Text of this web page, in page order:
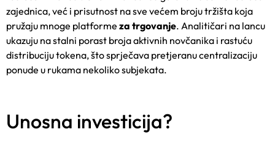
zajednica, već i prisutnost na sve većem broju tržišta koja
pružaju mnoge platforme za trgovanje. Analitičari na lancu
ukazuju na stalni porast broja aktivnih novčanika i rastuću
distribuciju tokena, što sprječava pretjeranu centralizaciju
ponude u rukama nekoliko subjekata.
Unosna investicija?